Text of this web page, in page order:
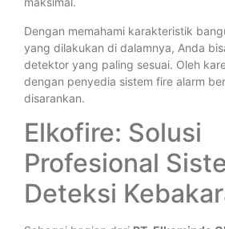
Dengan memahami karakteristik
yang dilakukan di dalamnya, Anda
detektor yang paling sesuai. Oleh
dengan penyedia sistem fire alarm
disarankan.
Elkofire: Solusi
Profesional
Deteksi